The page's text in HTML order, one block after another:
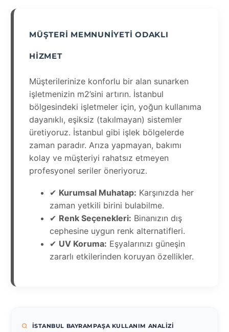
MÜŞTERI MEMNUNIYETI ODAKLI
HIZMET
Müşterilerinize konforlu bir alan sunarken
işletmenizin m2’sini artırın. İstanbul
bölgesindeki işletmeler için, yoğun kullanıma
dayanıklı, eşiksiz (takılmayan) sistemler
üretiyoruz. İstanbul gibi işlek bölgelerde
zaman paradır. Arıza yapmayan, bakımı
kolay ve müşteriyi rahatsız etmeyen
profesyonel seriler öneriyoruz.
✔ Kurumsal Muhatap: Karşınızda her
zaman yetkili birini bulabilme.
✔ Renk Seçenekleri: Binanızın dış
cephesine uygun renk alternatifleri.
✔ UV Koruma: Eşyalarınızı güneşin
zararlı etkilerinden koruyan özellikler.
İSTANBUL BAYRAMPAŞA KULLANIM ANALIZI